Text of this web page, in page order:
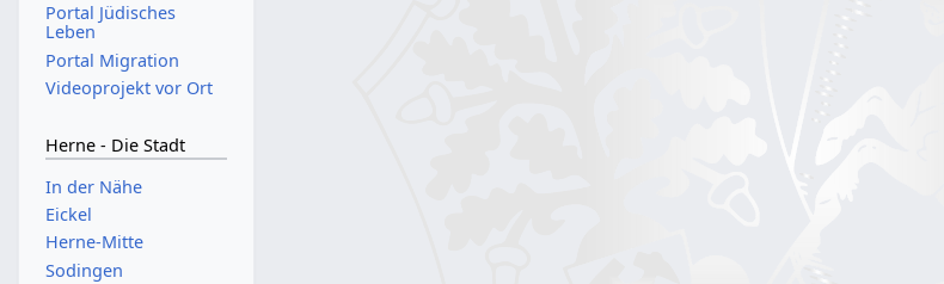
Portal Jüdisches
Leben
Portal Migration
Videoprojekt vor Ort
Herne - Die Stadt
In der Nähe
Eickel
Herne-Mitte
Sodingen